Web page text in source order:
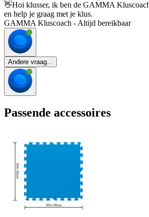
👋Hoi klusser, ik ben de GAMMA
en help je graag met je klus.
GAMMA Kluscoach - Altijd bereikbaar
Andere vraag...
Passende accessoires